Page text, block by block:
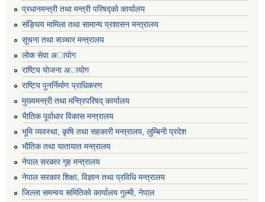
प्रधानमन्त्री तथा मन्त्री परिषद्काे कार्यालय
संङ्घिय मामिला तथा सामान्य प्रशासन मन्त्रालय
सूचना तथा सञ्चार मन्त्रालय
लाेक सेवा अायाेग
राष्टिय याेजना अायाेग
राष्टिय पुनर्निर्माण प्राधिकरण
मुख्यमन्त्री तथा मन्त्रिपरिषद् कार्यालय
भैातिक पूर्वाधार विकास मन्त्रालय
भूमि व्यवस्था, कृषि तथा सहकारी मन्त्रालय, लु्म्बिनी प्रदेश
भाैतिक तथा यातायात मन्त्रालय
नेपाल सरकार गृह मन्त्रालय
नेपाल सरकार शिक्षा, विज्ञान तथा प्रविधि मन्त्रालय
जिल्ला समन्वय समितिको कार्यालय गुल्मी, नेपाल